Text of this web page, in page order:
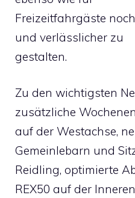
Freizeitfahrgäste
und verlässlicher zu
gestalten.
Zu den wichtigsten
zusätzliche
auf der Westachse,
Gemeinlebarn und
Reidling, optimierte
REX50 auf der Inneren